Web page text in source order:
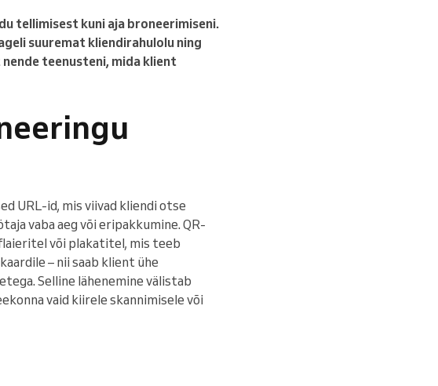
tellimisest kuni aja broneerimiseni.
suuremat kliendirahulolu ning
teenusteni, mida klient
URL-id, mis viivad kliendi otse
vaba aeg või eripakkumine. QR-
või plakatitel, mis teeb
– nii saab klient ühe
Selline lähenemine välistab
vaid kiirele skannimisele või